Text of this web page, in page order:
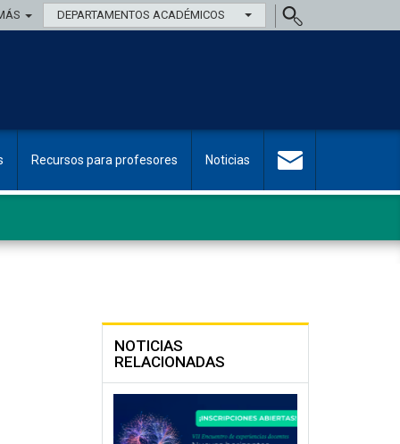
DEPARTAMENTOS ACADÉMICOS
Recursos para profesores Noticias
NOTICIAS
RELACIONADAS